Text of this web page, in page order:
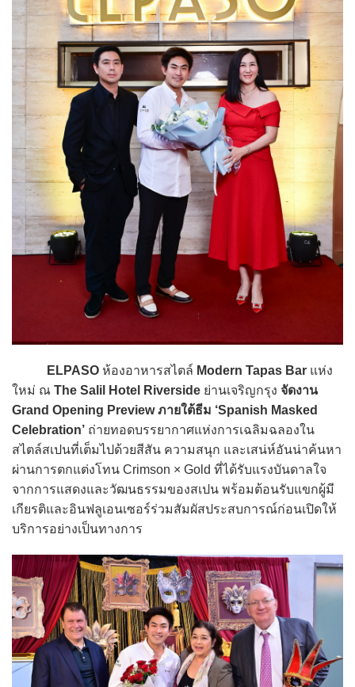
ELPASO ห้องอาหารสไตล์ Modern Tapas Bar แห่ง
ใหม่ ณ The Salil Hotel Riverside ย่านเจริญกรุง จัดงาน
Grand Opening Preview ภายใต้ธีม ‘Spanish Masked
Celebration’ ถ่ายทอดบรรยากาศแห่งการเฉลิมฉลองใน
สไตล์สเปนที่เต็มไปด้วยสีสัน ความสนุก และเสน่ห์อันน่าค้นหา
ผ่านการตกแต่งโทน Crimson × Gold ที่ได้รับแรงบันดาลใจ
จากการแสดงและวัฒนธรรมของสเปน พร้อมต้อนรับแขกผู้มี
เกียรติและอินฟลูเอนเซอร์ร่วมสัมผัสประสบการณ์ก่อนเปิดให้
บริการอย่างเป็นทางการ